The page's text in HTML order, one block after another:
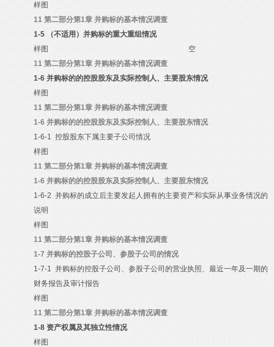
样图
11 第二部分第1章 并购标的基本情况调查
1-5
（不适用）并购标的重大重组情况
样图
空
11 第二部分第1章 并购标的基本情况调查
1-6 并购标的的控股股东及实际控制人、主要股东情况
样图
11 第二部分第1章 并购标的基本情况调查
1-6 并购标的的控股股东及实际控制人、主要股东情况
1-6-1 控股股东下属主要子公司情况
样图
11 第二部分第1章 并购标的基本情况调查
1-6 并购标的的控股股东及实际控制人、主要股东情况
1-6-2 并购标的成立后主要发起人拥有的主要资产和实际从事业务情况的
说明
样图
11 第二部分第1章 并购标的基本情况调查
1-7 并购标的控股子公司、参股子公司的情况
1-7-1 并购标的控股子公司、参股子公司的营业执照、最近一年及一期的
财务报告及审计报告
样图
11 第二部分第1章 并购标的基本情况调查
1-8 资产权属及其独立性情况
样图